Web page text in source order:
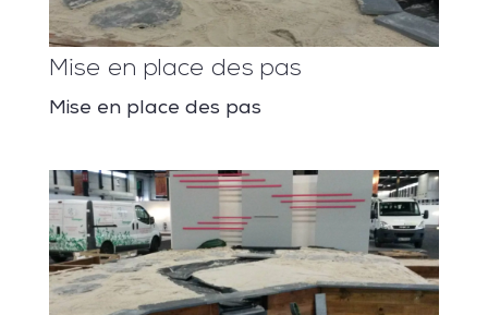
Mise en place des pas
Mise en place des pas